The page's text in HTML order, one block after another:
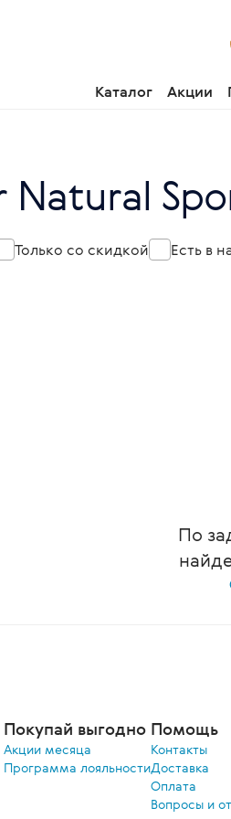
Каталог Акции
Natural
Только со скидкой Есть в
По
Покупай выгодно
Акции меcяца
Программа лояльности
Помощь
Контакты
Доставка
Оплата
Вопросы и